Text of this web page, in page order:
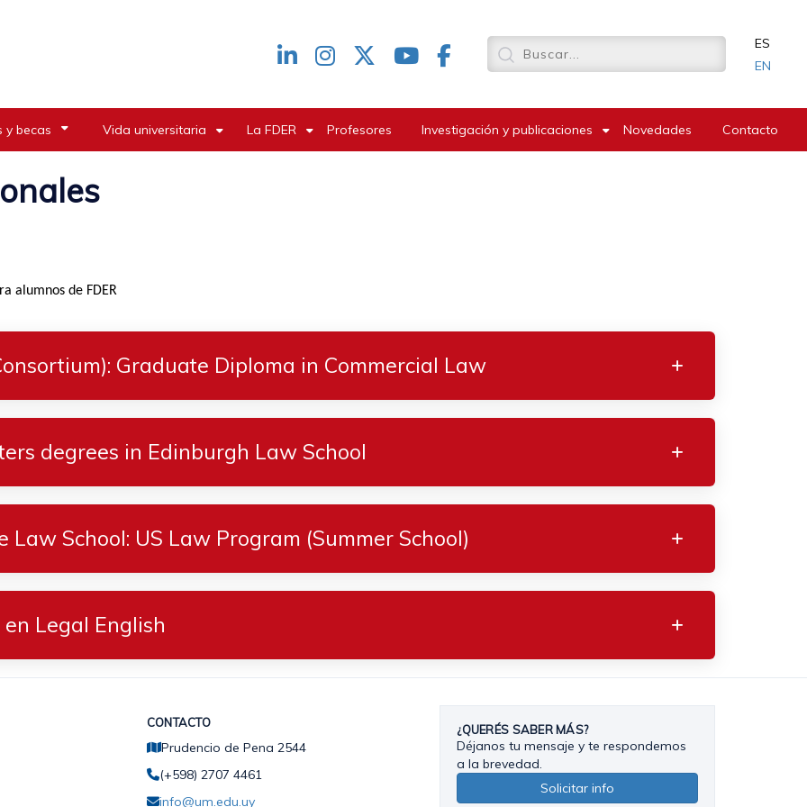
Redes
header
ES
EN
y becas Vida universitaria La FDER Profesores Investigación y publicaciones Novedades Contacto
alumnos de FDER
Graduate Diploma in Commercial Law
degrees in Edinburgh Law School
School: US Law Program (Summer School)
Legal English
CONTACTO
Prudencio de Pena 2544
(+598) 2707 4461
info@um.edu.uy
¿QUERÉS SABER MÁS?
Déjanos tu mensaje y te respondemos
a la brevedad.
Solicitar info